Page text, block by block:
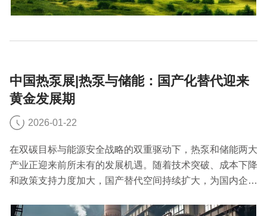
中国热泵展|热泵与储能：国产化替代迎来
黄金发展期
2026-01-22
在双碳目标与能源安全战略的双重驱动下，热泵和储能两大
产业正迎来前所未有的发展机遇。随着技术突破、成本下降
和政策支持力度加大，国产替代空间持续扩大，为国内企业
聊热泵与储能国产化替代迎来的黄金发展期。